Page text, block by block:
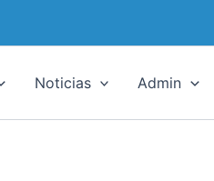
Noticias Admin